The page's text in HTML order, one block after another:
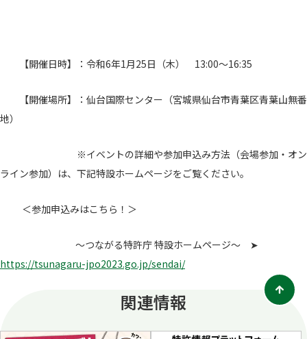
【開催日時】：令和6年1月25日（木） 13:00～16:35
【開催場所】：仙台国際センター（宮城県仙台市青葉区青葉山無番
地）
※イベントの詳細や参加申込み方法（会場参加・オン
ライン参加）は、下記特設ホームページをご覧ください。
＜参加申込みはこちら！＞
～つながる特許庁 特設ホームページ～ ➤
https://tsunagaru-jpo2023.go.jp/sendai/
関連情報